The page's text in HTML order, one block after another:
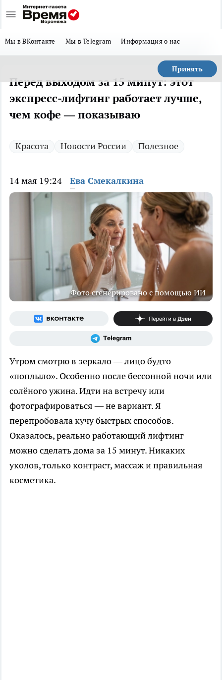
Мы в ВКонтакте Мы в Telegram Информация о нас
Принять
Перед выходом за 15 минут: этот
экспресс-лифтинг работает лучше,
чем кофе — показываю
Красота Новости России Полезное
14 мая 19:24 Ева Смекалкина
Фото сгенерировано с помощью ИИ
Утром смотрю в зеркало — лицо будто
«поплыло». Особенно после бессонной ночи или
солёного ужина. Идти на встречу или
фотографироваться — не вариант. Я
перепробовала кучу быстрых способов.
Оказалось, реально работающий лифтинг
можно сделать дома за 15 минут. Никаких
уколов, только контраст, массаж и правильная
косметика.